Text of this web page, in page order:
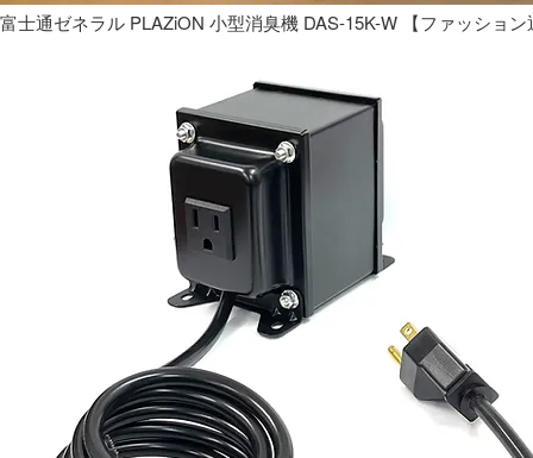
富士通ゼネラル PLAZiON 小型消臭機 DAS-15K-W 【ファッション